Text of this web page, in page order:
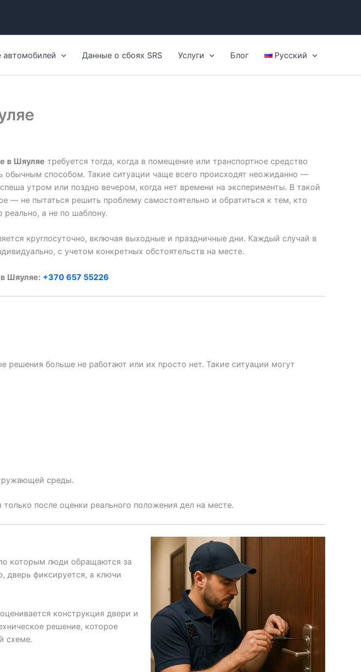
автомобилей Данные о сбоях SRS Услуги Блог Русский
в Шяуляе требуется тогда, когда в помещение или транспортное средство
обычным способом. Такие ситуации чаще всего происходят неожиданно —
утром или поздно вечером, когда нет времени на эксперименты. В такой
— не пытаться решить проблему самостоятельно и обратиться к тем, кто
реально, а не по шаблону.
круглосуточно, включая выходные и праздничные дни. Каждый случай в
с учетом конкретных обстоятельств на месте.
Шяуляе: +370 657 55226
больше не работают или их просто нет. Такие ситуации могут
среды.
после оценки реального положения дел на месте.
которым люди обращаются за
дверь фиксируется, а ключи
конструкция двери и
решение, которое
схеме.